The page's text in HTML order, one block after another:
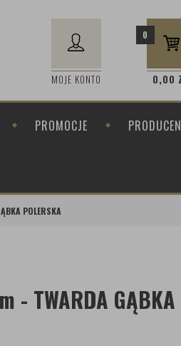
MOJE KONTO
0
0,00
PROMOCJE
POLERSKA
- TWARDA GĄBKA